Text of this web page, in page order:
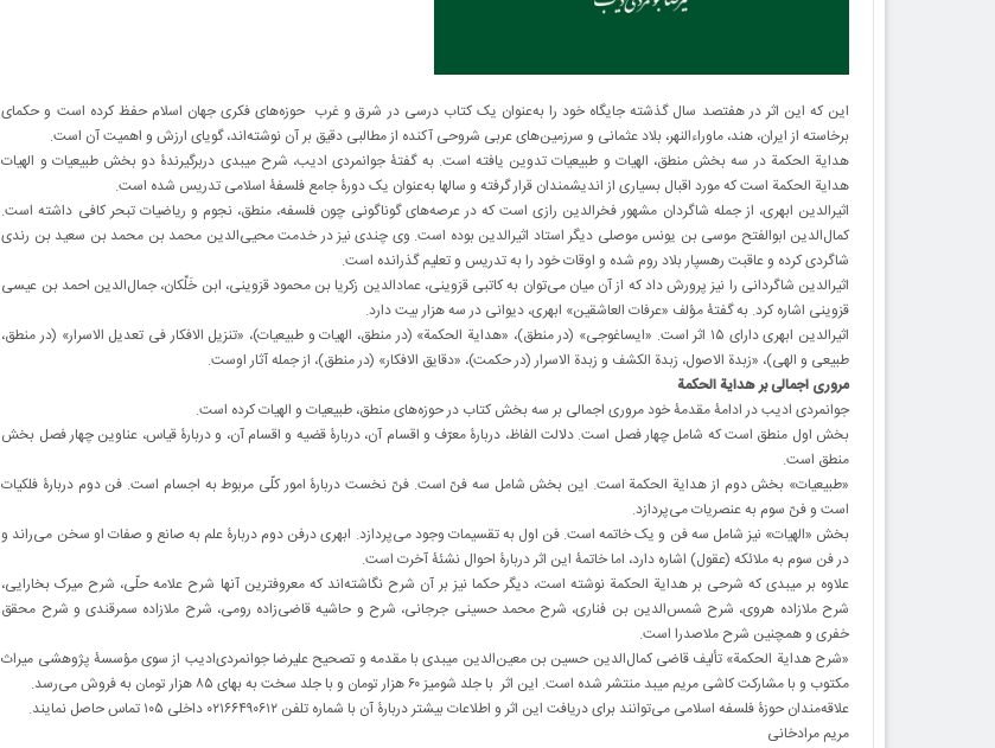
این که این اثر در هفتصد سال گذشته جایگاه خود را به‌عنوان یک کتاب درسی در شرق و غرب حوزه‌های فکری جهان اسلام حفظ کرده است و حکمای
برخاسته از ایران، هند، ماوراءالنهر، بلاد عثمانی و سرزمین‌های عربی شروحی آکنده از مطالبی دقیق بر آن نوشته‌اند، گویای ارزش و اهمیت آن است.
هدایة‌ الحکمة در سه بخش منطق، الهیات و طبیعیات تدوین یافته است. به گفتۀ جوانمردی ادیب، شرح میبدی دربرگیرندۀ دو بخش طبیعیات و الهیات
هدایة ‌الحکمة است که مورد اقبال بسیاری از اندیشمندان قرار گرفته و سالها به‌عنوان یک دورۀ جامع فلسفۀ اسلامی تدریس شده است.
اثیرالدین ابهری، از جمله شاگردان مشهور فخرالدین رازی است که در عرصه‌های گوناگونی چون فلسفه، منطق، نجوم و ریاضیات تبحر کافی داشته است.
کمال‌الدین ابوالفتح موسی بن یونس موصلی دیگر استاد اثیرالدین بوده است. وی چندی نیز در خدمت محیی‌الدین محمد ‌بن محمد بن‌ سعید بن‌ رندی
شاگردی کرده و عاقبت رهسپار بلاد روم شده و اوقات خود را به تدریس و تعلیم گذرانده است.
اثیرالدین شاگردانی را نیز پرورش داد که از آن میان می‌توان به کاتبی قزوینی، عمادالدین زکریا ‌بن محمود قزوینی، ابن خَلِّکان، جمال‌الدین احمد بن عیسی
قزوینی اشاره کرد. به گفتۀ مؤلف «عرفات ‌العاشقین» ابهری، دیوانی در سه هزار بیت دارد.
اثیرالدین ابهری دارای ۱۵ اثر است. «ایساغوجی» (در منطق)، «هدایة الحکمة» (در منطق، الهیات و طبیعیات)، «تنزیل ‌الافکار فی تعدیل الاسرار» (در منطق،
طبیعی و الهی)، «زبدة الاصول، زبدة الکشف و زبدة الاسرار (در حکمت)، «دقایق الافکار» (در منطق)، از جمله آثار اوست.
مروری اجمالی بر هدایة الحکمة
جوانمردی ادیب در ادامۀ مقدمۀ خود مروری اجمالی بر سه بخش کتاب در حوزه‎‌های منطق، طبیعیات و الهیات کرده است.
بخش اول منطق است که شامل چهار فصل است. دلالت الفاظ، دربارۀ معرّف و اقسام آن، دربارۀ قضیه و اقسام آن، و دربارۀ قیاس، عناوین چهار فصل بخش
منطق است.
«طبیعیات» بخش دوم از هدایة الحکمة است. این بخش شامل سه فنّ است. فنّ نخست دربارۀ امور کلّی مربوط به اجسام است. فن دوم دربارۀ فلکیات
است و فنّ سوم به عنصریات می‌پردازد.
بخش «الهیات» نیز شامل سه فن و یک خاتمه است. فن اول به تقسیمات وجود می‌پردازد. ابهری درفن دوم دربارۀ علم به صانع و صفات او سخن می‌راند و
در فن سوم به ملائکه (عقول) اشاره دارد، اما خاتمۀ این اثر دربارۀ احوال نشئۀ آخرت است.
علاوه بر میبدی که شرحی بر هدایة الحکمة نوشته است، دیگر حکما نیز بر آن شرح نگاشته‌اند که معروفترین آنها شرح علامه حلّی، شرح میرک بخارایی،
شرح ملازاده هروی، شرح شمس‌الدین بن فناری، شرح محمد حسینی جرجانی، شرح و حاشیه قاضی‌زاده رومی، شرح ملازاده سمرقندی و شرح محقق
خفری و همچنین شرح ملاصدرا است.
«شرح هدایة ‌الحکمة» تألیف قاضی کمال‌الدین حسین بن معین‌الدین میبدی با مقدمه و تصحیح علیرضا جوانمردی‌ادیب از سوی مؤسسۀ پژوهشی میراث
مکتوب و با مشارکت کاشی مریم میبد منتشر شده است. این اثر با جلد شومیز ۶۰ هزار تومان و با جلد سخت به بهای ۸۵ هزار تومان به فروش می‌رسد.
علاقه‌مندان حوزۀ فلسفه اسلامی می‌توانند برای دریافت این اثر و اطلاعات بیشتر دربارۀ آن با شماره تلفن ۰۲۱۶۶۴۹۰۶۱۲ داخلی ۱۰۵ تماس حاصل نمایند.
مریم مرادخانی